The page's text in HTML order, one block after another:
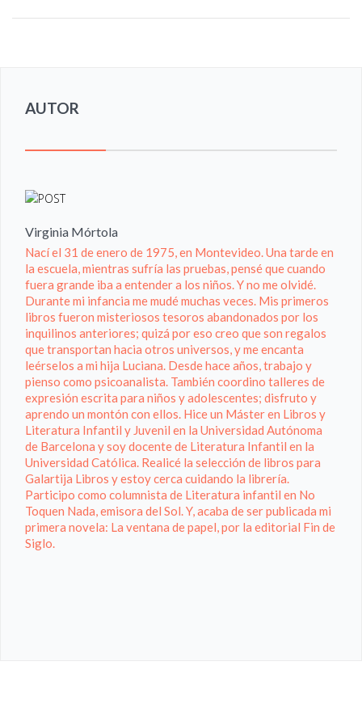
AUTOR
Virginia Mórtola
Nací el 31 de enero de 1975, en Montevideo. Una tarde en
la escuela, mientras sufría las pruebas, pensé que cuando
fuera grande iba a entender a los niños. Y no me olvidé.
Durante mi infancia me mudé muchas veces. Mis primeros
libros fueron misteriosos tesoros abandonados por los
inquilinos anteriores; quizá por eso creo que son regalos
que transportan hacia otros universos, y me encanta
leérselos a mi hija Luciana. Desde hace años, trabajo y
pienso como psicoanalista. También coordino talleres de
expresión escrita para niños y adolescentes; disfruto y
aprendo un montón con ellos. Hice un Máster en Libros y
Literatura Infantil y Juvenil en la Universidad Autónoma
de Barcelona y soy docente de Literatura Infantil en la
Universidad Católica. Realicé la selección de libros para
Galartija Libros y estoy cerca cuidando la librería.
Participo como columnista de Literatura infantil en No
Toquen Nada, emisora del Sol. Y, acaba de ser publicada mi
primera novela: La ventana de papel, por la editorial Fin de
Siglo.